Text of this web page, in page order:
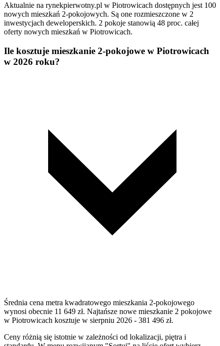
Aktualnie na rynekpierwotny.pl w Piotrowicach dostępnych jest 100
nowych mieszkań 2-pokojowych. Są one rozmieszczone w 2
inwestycjach deweloperskich. 2 pokoje stanowią 48 proc. całej
oferty nowych mieszkań w Piotrowicach.
Ile kosztuje mieszkanie 2-pokojowe w Piotrowicach
w 2026 roku?
Średnia cena metra kwadratowego mieszkania 2-pokojowego
wynosi obecnie 11 649 zł. Najtańsze nowe mieszkanie 2 pokojowe
w Piotrowicach kosztuje w sierpniu 2026 - 381 496 zł.
Ceny różnią się istotnie w zależności od lokalizacji, piętra i